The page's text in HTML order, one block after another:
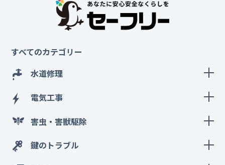
すべてのカテゴリー
水道修理
電気工事
害虫・害獣駆除
鍵のトラブル